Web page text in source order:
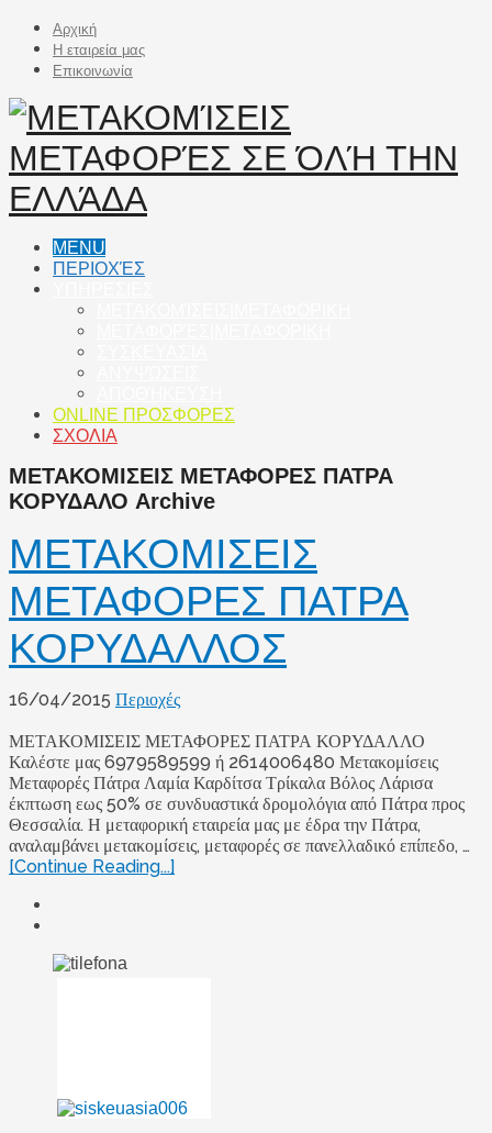
Αρχική
Η εταιρεία μας
Επικοινωνία
MENU
ΠΕΡΙΟΧΈΣ
ONLINE ΠΡΟΣΦΟΡΕΣ
ΣΧΟΛΙΑ
ΜΕΤΑΚΟΜΙΣΕΙΣ ΜΕΤΑΦΟΡΕΣ ΠΑΤΡΑ
ΚΟΡΥΔΑΛΟ Archive
ΜΕΤΑΚΟΜΙΣΕΙΣ
ΜΕΤΑΦΟΡΕΣ ΠΑΤΡΑ
ΚΟΡΥΔΑΛΛΟΣ
16/04/2015 Περιοχές
ΜΕΤΑΚΟΜΙΣΕΙΣ ΜΕΤΑΦΟΡΕΣ ΠΑΤΡΑ ΚΟΡΥΔΑΛΛΟ
Καλέστε μας 6979589599 ή 2614006480 Μετακομίσεις
Μεταφορές Πάτρα Λαμία Καρδίτσα Τρίκαλα Βόλος Λάρισα
έκπτωση εως 50% σε συνδυαστικά δρομολόγια από Πάτρα προς
Θεσσαλία. Η μεταφορική εταιρεία μας με έδρα την Πάτρα,
αναλαμβάνει μετακομίσεις, μεταφορές σε πανελλαδικό επίπεδο, …
[Continue Reading...]